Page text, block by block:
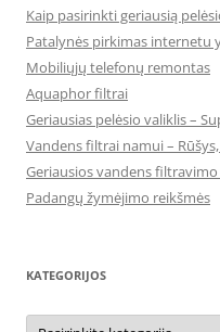
Kaip pasirinkti geriausią
Patalynės pirkimas internetu
Mobiliųjų telefonų remontas
Aquaphor filtrai
Geriausias pelėsio valiklis –
Vandens filtrai namui –
Geriausios vandens
Padangų žymėjimo reikšmės
KATEGORIJOS
Kategorijos